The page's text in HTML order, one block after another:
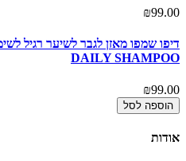
₪99.00
DAILY SHAMPOO
₪99.00
הוספה לסל
אודות